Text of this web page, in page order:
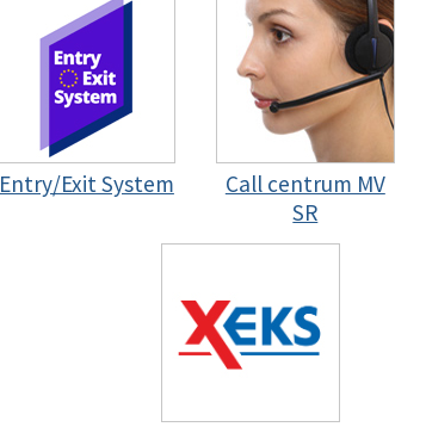
Entry/Exit System
Call centrum MV
SR